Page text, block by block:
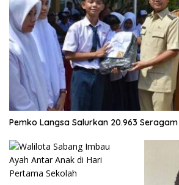
Pemko Langsa Salurkan 20.963